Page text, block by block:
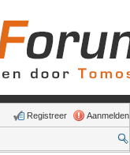
Aanmelden
Registreer